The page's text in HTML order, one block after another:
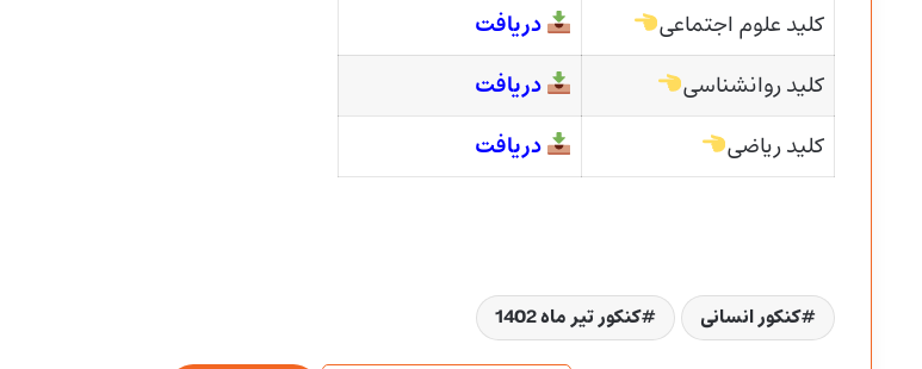
کلید علوم اجتماعی دریافت
کلید روانشناسی دریافت
کلید ریاضی دریافت
کنکور انسانی کنکور تیر ماه 1402